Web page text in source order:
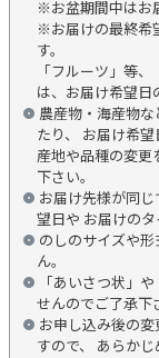
※お盆期間中はお
※お届けの最終希
す。
「フルーツ」等
は、お届け希望日
農産物・海産物
たり、 お届け希
産地や品種の変更
下さい。
お届け先様が同
望日や お届けのタ
のしのサイズや
ん。
「あいさつ状」
せんのでご了承下
お申し込み後の
すので、 あらかじ